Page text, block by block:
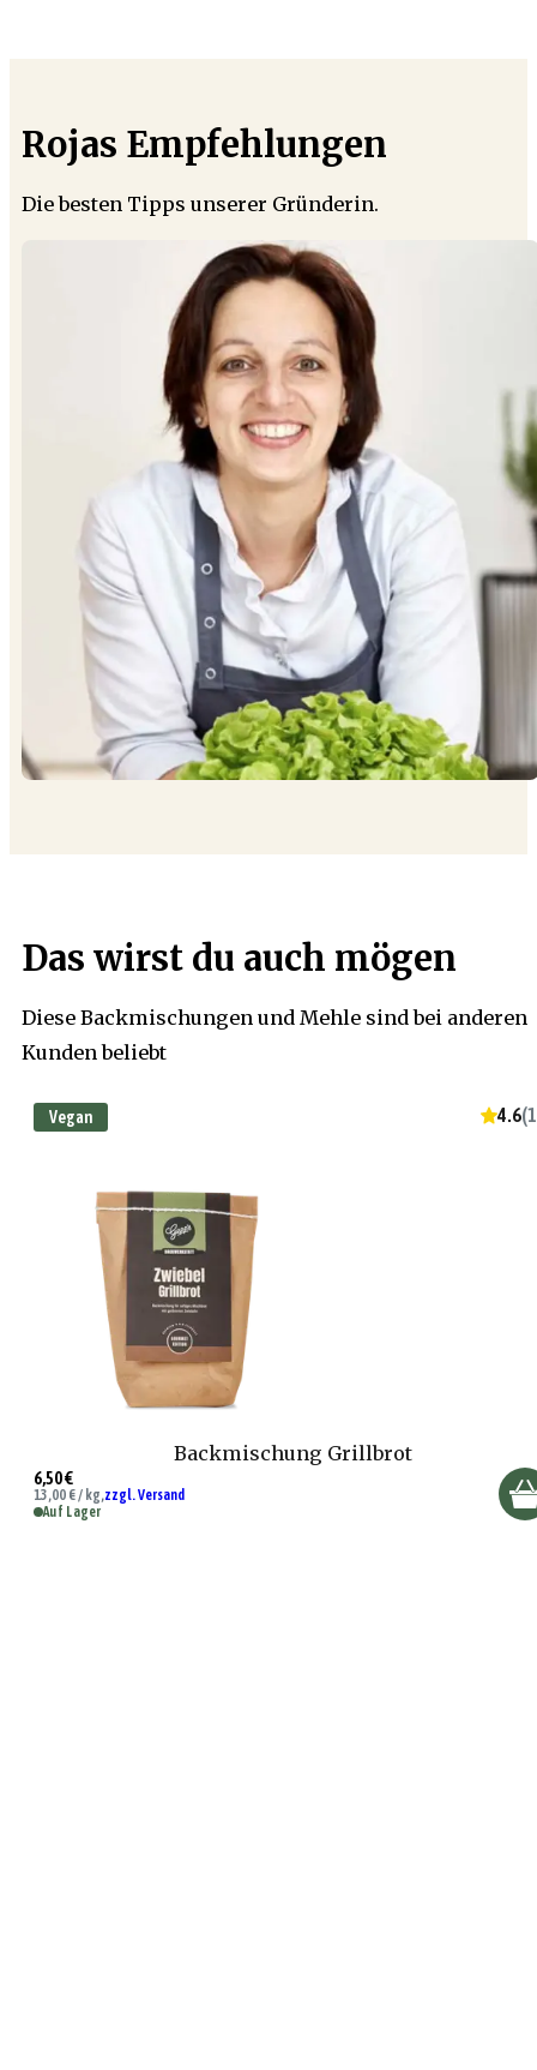
Rojas Empfehlungen
Die besten Tipps unserer Gründerin.
Das wirst du auch mögen
Diese Backmischungen und Mehle sind bei anderen
Kunden beliebt
Vegan 4.6(
Backmischung Grillbrot
6,50 €
13,00 € / kg,zzgl. Versand
Auf Lager